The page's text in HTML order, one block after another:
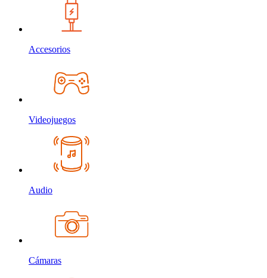
Accesorios
Videojuegos
Audio
Cámaras